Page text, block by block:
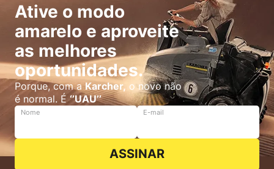
Ative o modo
amarelo e aproveite
as melhores
oportunidades.
Porque, com aKarcher, o novo não
é normal. É‘’UAU’’
Nome E-mail
ASSINAR